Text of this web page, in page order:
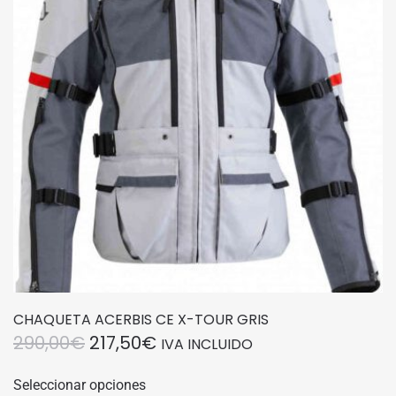
pueden
elegir
página
de
producto
CHAQUETA ACERBIS CE X-TOUR GRIS
290,00€ EL
217,50€EL
IVA INCLUIDO
Seleccionar opcionesproducto